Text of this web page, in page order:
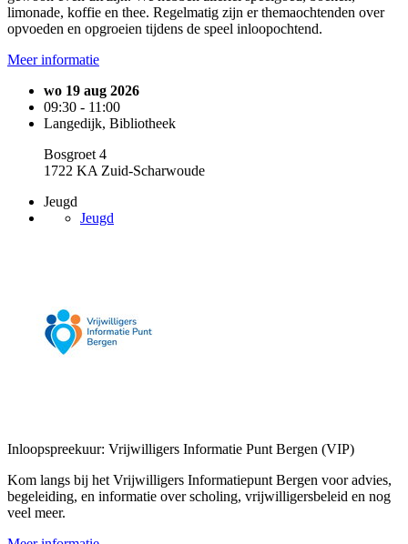
limonade, koffie en thee. Regelmatig zijn er themaochtenden over
opvoeden en opgroeien tijdens de speel inloopochtend.
Meer informatie
wo 19 aug 2026
09:30 - 11:00
Langedijk, Bibliotheek
Bosgroet 4
1722 KA Zuid-Scharwoude
Jeugd
Jeugd
Inloopspreekuur: Vrijwilligers Informatie Punt Bergen (VIP)
Kom langs bij het Vrijwilligers Informatiepunt Bergen voor advies,
begeleiding, en informatie over scholing, vrijwilligersbeleid en nog
veel meer.